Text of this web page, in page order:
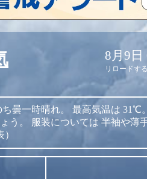
8月9日
リロードす
曇一時晴れ。 最高気温は 31℃。
う。
服装については 半袖や薄